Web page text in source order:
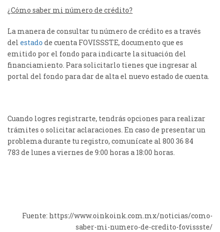
¿Cómo saber mi número de crédito?
La manera de consultar tu número de crédito es a través
del estado de cuenta FOVISSSTE, documento que es
emitido por el fondo para indicarte la situación del
financiamiento. Para solicitarlo tienes que ingresar al
portal del fondo para dar de alta el nuevo estado de cuenta.
Cuando logres registrarte, tendrás opciones para realizar
trámites o solicitar aclaraciones. En caso de presentar un
problema durante tu registro, comunícate al 800 36 84
783 de lunes a viernes de 9:00 horas a 18:00 horas.
Fuente: https://www.oinkoink.com.mx/noticias/como-
saber-mi-numero-de-credito-fovissste/